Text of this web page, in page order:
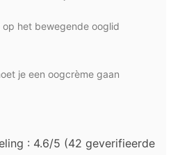
het bewegende ooglid
je een oogcrème gaan
: 4.6/5 (42 geverifieerde